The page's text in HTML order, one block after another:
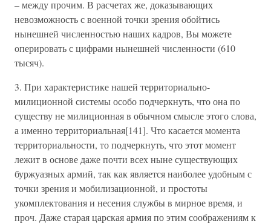
– между прочим. В расчетах же, доказывающих
невозможность с военной точки зрения обойтись
нынешней численностью наших кадров, Вы можете
оперировать с цифрами нынешней численности (610
тысяч).
3. При характеристике нашей территориально-
милиционной системы особо подчеркнуть, что она по
существу не милиционная в обычном смысле этого слова,
а именно территориальная[141]. Что касается момента
территориальности, то подчеркнуть, что этот момент
лежит в основе даже почти всех ныне существующих
буржуазных армий, так как является наиболее удобным с
точки зрения и мобилизационной, и простоты
укомплектования и несения службы в мирное время, и
проч. Даже старая царская армия по этим соображениям к